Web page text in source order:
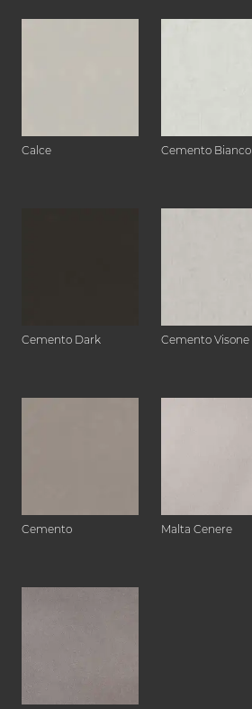
Calce Cemento Bianco
Cemento Dark Cemento Visone
Cemento Malta Cenere